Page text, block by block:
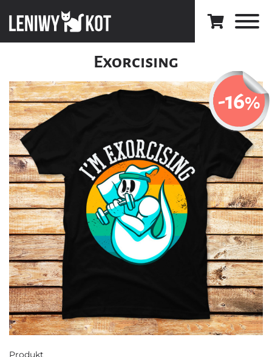
Exorcising
-16%
Produkt